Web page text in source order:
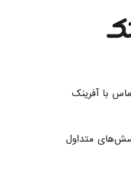
با آفرینک
متداول